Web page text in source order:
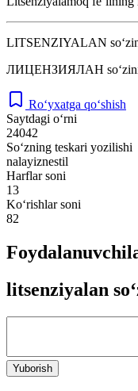
LITSENZIYALAN
ЛИЦЕНЗИЯЛАН
Ro‘yxatga qo‘shish
Saytdagi o‘rni
24042
So‘zning teskari yozilishi
nalayiznestil
Harflar soni
13
Ko‘rishlar soni
82
litsenziyalan
Yuborish